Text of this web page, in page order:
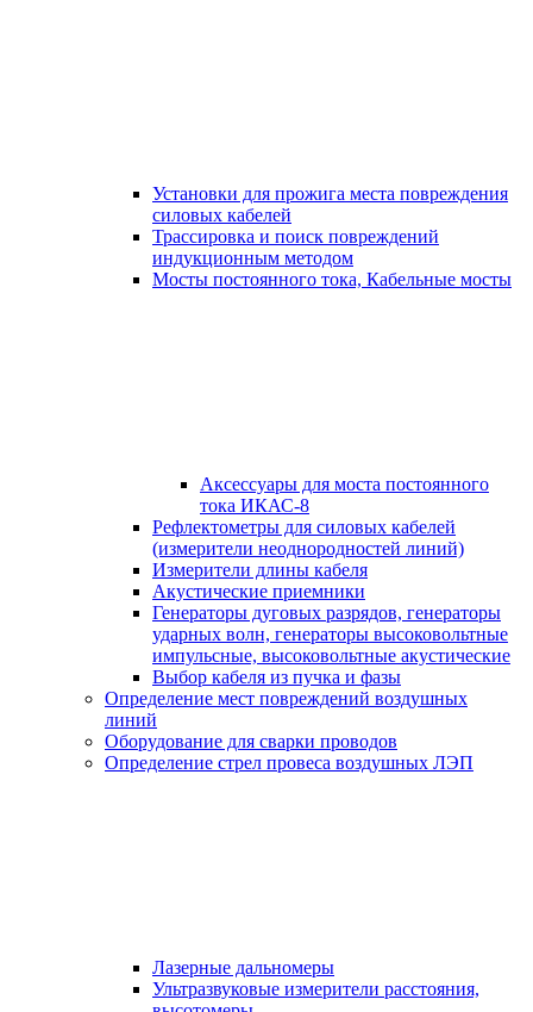
Установки для прожига места повреждения
силовых кабелей
Трассировка и поиск повреждений
индукционным методом
Мосты постоянного тока, Кабельные мосты
Аксессуары для моста постоянного
тока ИКАС-8
Рефлектометры для силовых кабелей
(измерители неоднородностей линий)
Измерители длины кабеля
Акустические приемники
Генераторы дуговых разрядов, генераторы
ударных волн, генераторы высоковольтные
импульсные, высоковольтные акустические
Выбор кабеля из пучка и фазы
Определение мест повреждений воздушных
линий
Оборудование для сварки проводов
Определение стрел провеса воздушных ЛЭП
Лазерные дальномеры
Ультразвуковые измерители расстояния,